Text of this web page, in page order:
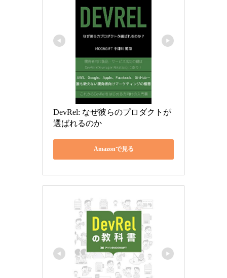
DevRel: なぜ彼らのプロダクトが
選ばれるのか
Amazonで見る